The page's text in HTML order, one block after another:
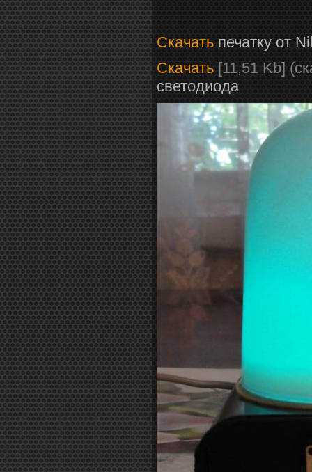
Скачать печатку от
Скачать [11,51 Kb]
светодиода